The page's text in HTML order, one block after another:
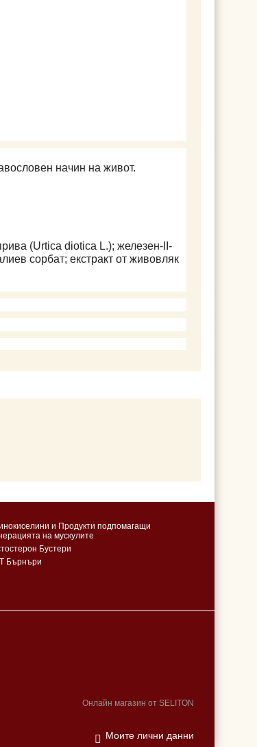
начин на живот.
(Urtica diotica L.); железен-II-
сорбат; екстракт от живовляк
и Продукти подпомагащи
на мускулите
Бустери
Бърнъри
Онлайн магазин от SELITON
Моите лични данни